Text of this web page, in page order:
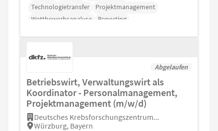
Technologietransfer
Projektmanagement
Wettbewerbsanalyse
Reporting
Abgelaufen
Betriebswirt, Verwaltungswirt als
Koordinator - Personalmanagement,
Projektmanagement (m/w/d)
Deutsches Krebsforschungszentrum...
Würzburg, Bayern